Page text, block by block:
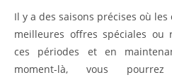
Il y a des saisons précises où
meilleures offres spéciales ou
ces périodes et en
moment-là, vous